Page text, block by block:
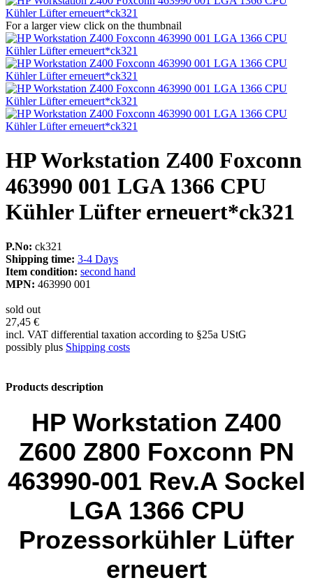
For a larger view click on the thumbnail
HP Workstation Z400 Foxconn
463990 001 LGA 1366 CPU
Kühler Lüfter erneuert*ck321
P.No: ck321
Shipping time: 3-4 Days
Item condition: second hand
MPN: 463990 001
sold out
27,45 €
incl. VAT differential taxation according to §25a UStG
possibly plus Shipping costs
Products description
HP Workstation Z400
Z600 Z800 Foxconn PN
463990-001 Rev.A Sockel
LGA 1366 CPU
Prozessorkühler Lüfter
erneuert